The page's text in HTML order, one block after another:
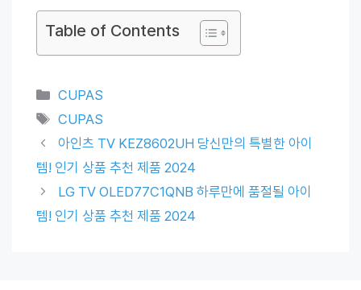
Table of Contents
Categories
CUPAS
Tags
CUPAS
아인츠 TV KEZ8602UH 당신만의 특별한 아이
템! 인기 상품 추천 제품 2024
LG TV OLED77C1QNB 하루만에 품절될 아이
템! 인기 상품 추천 제품 2024